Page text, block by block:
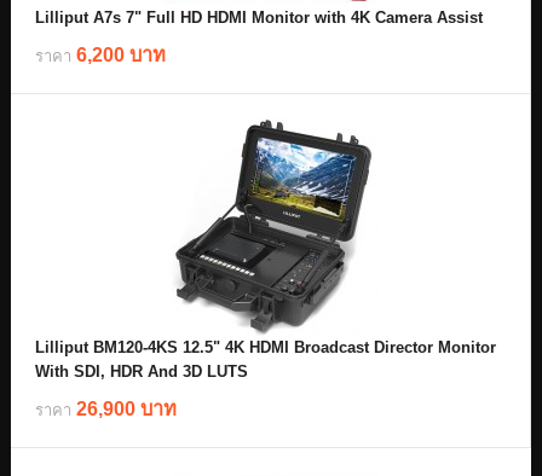
Lilliput A7s 7" Full HD HDMI Monitor with 4K Camera Assist
ราคา 6,200 บาท
Lilliput BM120-4KS 12.5" 4K HDMI Broadcast Director Monitor
With SDI, HDR And 3D LUTS
ราคา 26,900 บาท